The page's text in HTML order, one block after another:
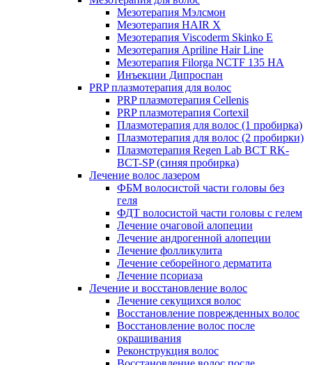
Мезотерапия Мэлсмон
Мезотерапия HAIR X
Мезотерапия Viscoderm Skinko E
Мезотерапия Apriline Hair Line
Мезотерапия Filorga NCTF 135 HA
Инъекции Дипроспан
PRP плазмотерапия для волос
PRP плазмотерапия Cellenis
PRP плазмотерапия Cortexil
Плазмотерапия для волос (1 пробирка)
Плазмотерапия для волос (2 пробирки)
Плазмотерапия Regen Lab BCT RK-
BCT-SP (синяя пробирка)
Лечение волос лазером
ФБМ волосистой части головы без
геля
ФДТ волосистой части головы с гелем
Лечение очаговой алопеции
Лечение андрогенной алопеции
Лечение фолликулита
Лечение себорейного дерматита
Лечение псориаза
Лечение и восстановление волос
Лечение секущихся волос
Восстановление поврежденных волос
Восстановление волос после
окрашивания
Реконструкция волос